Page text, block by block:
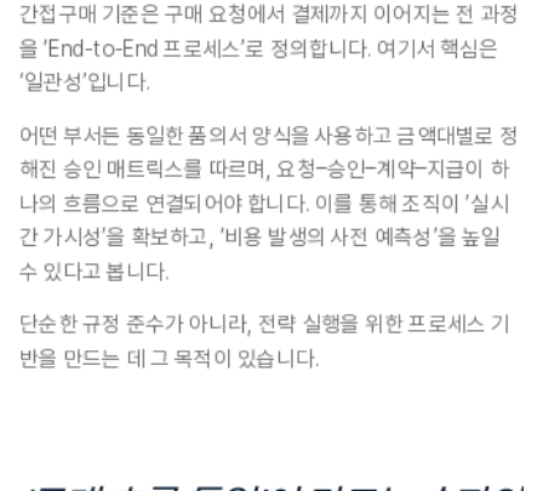
간접구매 기준은 구매 요청에서 결제까지 이어지는 전 과정
을 ‘End-to-End 프로세스’로 정의합니다. 여기서 핵심은
‘일관성’입니다.
어떤 부서든 동일한 품의서 양식을 사용하고 금액대별로 정
해진 승인 매트릭스를 따르며, 요청–승인–계약–지급이 하
나의 흐름으로 연결되어야 합니다. 이를 통해 조직이 ‘실시
간 가시성’을 확보하고, ‘비용 발생의 사전 예측성’을 높일
수 있다고 봅니다.
단순한 규정 준수가 아니라, 전략 실행을 위한 프로세스 기
반을 만드는 데 그 목적이 있습니다.